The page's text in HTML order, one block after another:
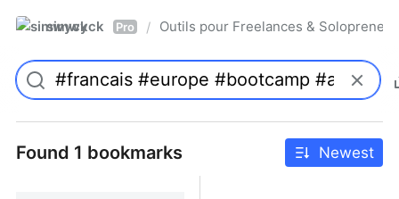
simwyck Pro / Outils pour Freelances &
Found 1 bookmarks Newest